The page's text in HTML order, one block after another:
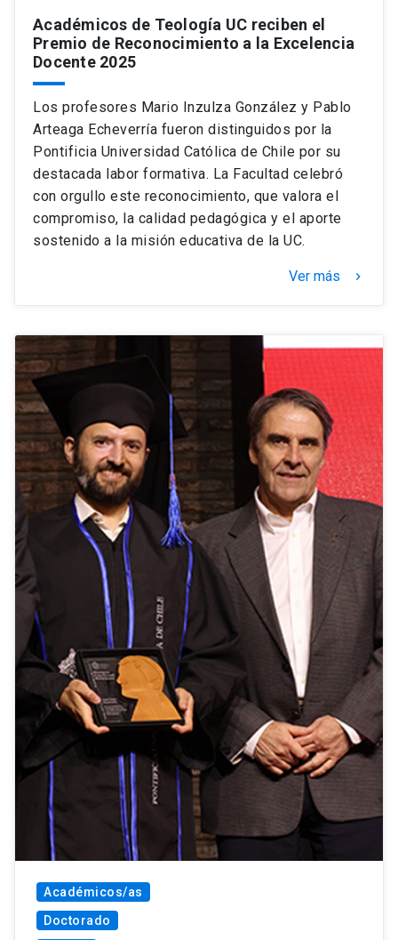
Académicos de Teología UC reciben el
Premio de Reconocimiento a la Excelencia
Docente 2025
Los profesores Mario Inzulza González y Pablo
Arteaga Echeverría fueron distinguidos por la
Pontificia Universidad Católica de Chile por su
destacada labor formativa. La Facultad celebró
con orgullo este reconocimiento, que valora el
compromiso, la calidad pedagógica y el aporte
sostenido a la misión educativa de la UC.
Ver más keyboard_arrow_right
Académicos/as
Doctorado